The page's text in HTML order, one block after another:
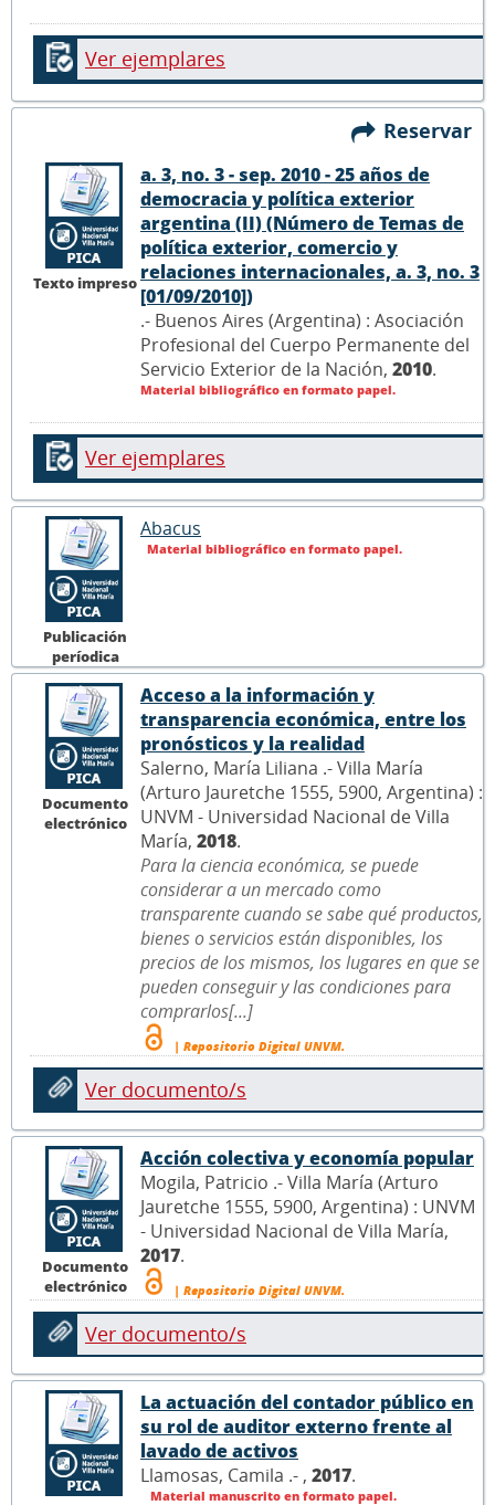
Ver ejemplares
Reservar
Texto impreso
a. 3, no. 3 - sep. 2010 - 25 años de
democracia y política exterior
argentina (II) (Número de Temas de
política exterior, comercio y
relaciones internacionales, a. 3, no. 3
[01/09/2010])
.- Buenos Aires (Argentina) : Asociación
Profesional del Cuerpo Permanente del
Servicio Exterior de la Nación, 2010.
Material bibliográfico en formato papel.
Ver ejemplares
Publicación
períodica
Abacus
Material bibliográfico en formato papel.
Documento
electrónico
Acceso a la información y
transparencia económica, entre los
pronósticos y la realidad
Salerno, María Liliana .- Villa María
(Arturo Jauretche 1555, 5900, Argentina) :
UNVM - Universidad Nacional de Villa
María, 2018.
Para la ciencia económica, se puede
considerar a un mercado como
transparente cuando se sabe qué productos,
bienes o servicios están disponibles, los
precios de los mismos, los lugares en que se
pueden conseguir y las condiciones para
comprarlos[...]
| Repositorio Digital UNVM.
Ver documento/s
Documento
electrónico
Acción colectiva y economía popular
Mogila, Patricio .- Villa María (Arturo
Jauretche 1555, 5900, Argentina) : UNVM
- Universidad Nacional de Villa María,
2017.
| Repositorio Digital UNVM.
Ver documento/s
La actuación del contador público en
su rol de auditor externo frente al
lavado de activos
Llamosas, Camila .- , 2017.
Material manuscrito en formato papel.